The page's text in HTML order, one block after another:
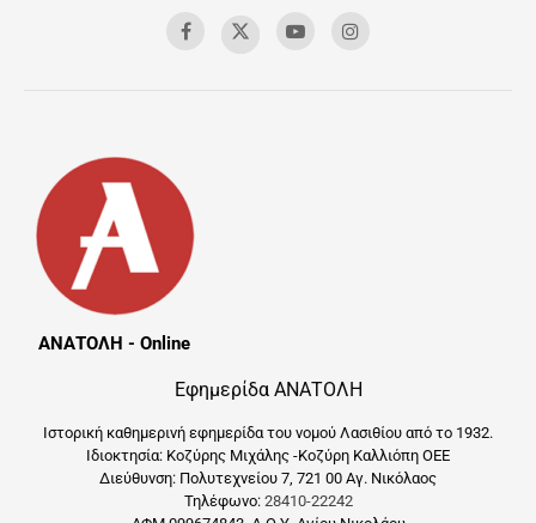
ΑΝΑΤΟΛΗ - Online
Εφημερίδα ΑΝΑΤΟΛΗ
Ιστορική καθημερινή εφημερίδα του νομού Λασιθίου από το 1932.
Ιδιοκτησία: Κοζύρης Μιχάλης -Κοζύρη Καλλιόπη ΟΕΕ
Διεύθυνση: Πολυτεχνείου 7, 721 00 Αγ. Νικόλαος
Τηλέφωνο: 28410-22242